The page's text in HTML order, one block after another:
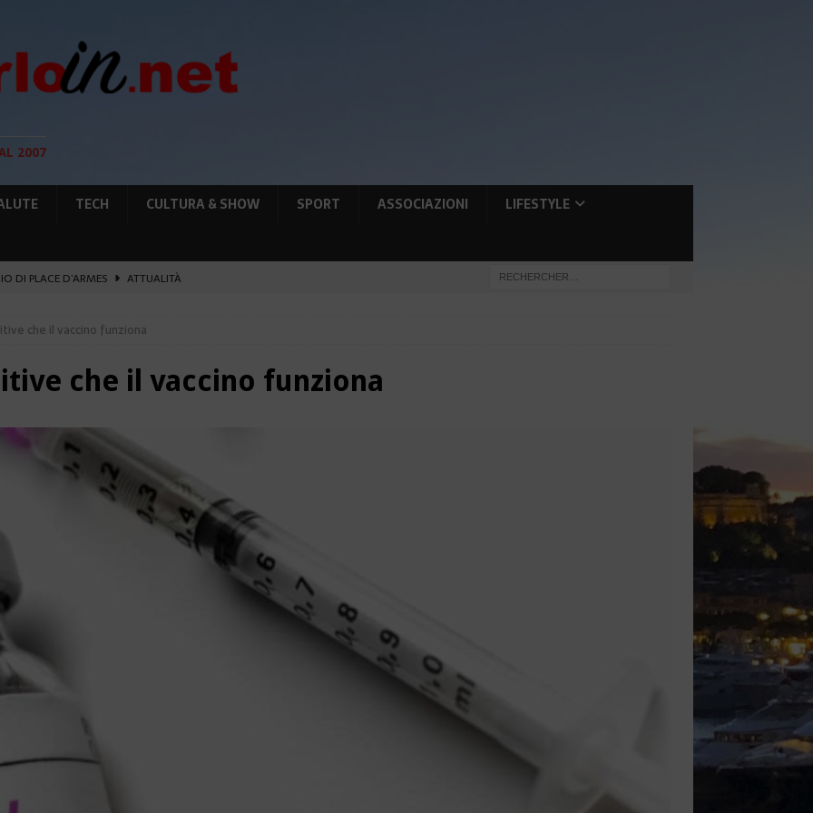
2007
TECH CULTURA & SHOW SPORT ASSOCIAZIONI
LIFESTYLE
DI PLACE D’ARMES
ATTUALITÀ
LE PRECAUZIONI PER OSSERVARLA
SOSTIENE LA RIFORMA
CULTURA&SHOW
che il vaccino funziona
che il vaccino funziona